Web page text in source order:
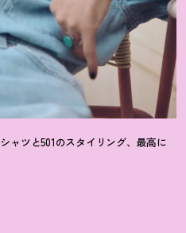
ャツと501のスタイリング、最高に